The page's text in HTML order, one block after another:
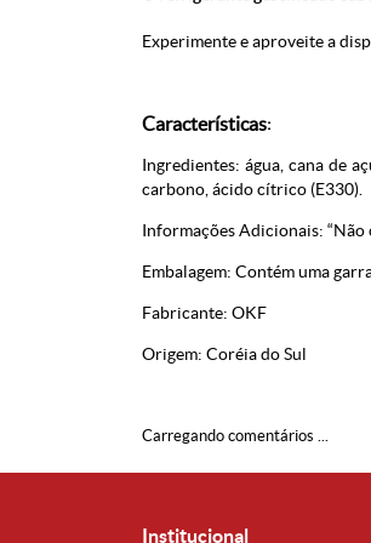
Experimente e aproveite a
Características:
Ingredientes: água, cana de
carbono, ácido cítrico (E330).
Informações Adicionais: “Não
Embalagem: Contém uma
Fabricante: OKF
Origem: Coréia do Sul
Carregando comentários ...
Institucional